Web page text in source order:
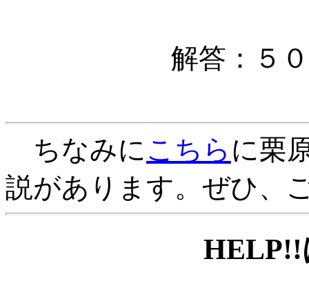
解答：５０
ちなみにこちら に栗
説があります。ぜひ、
HELP!!